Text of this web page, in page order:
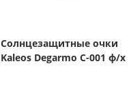
Солнцезащитные очки
Kaleos Degarmo C-001 ф/х